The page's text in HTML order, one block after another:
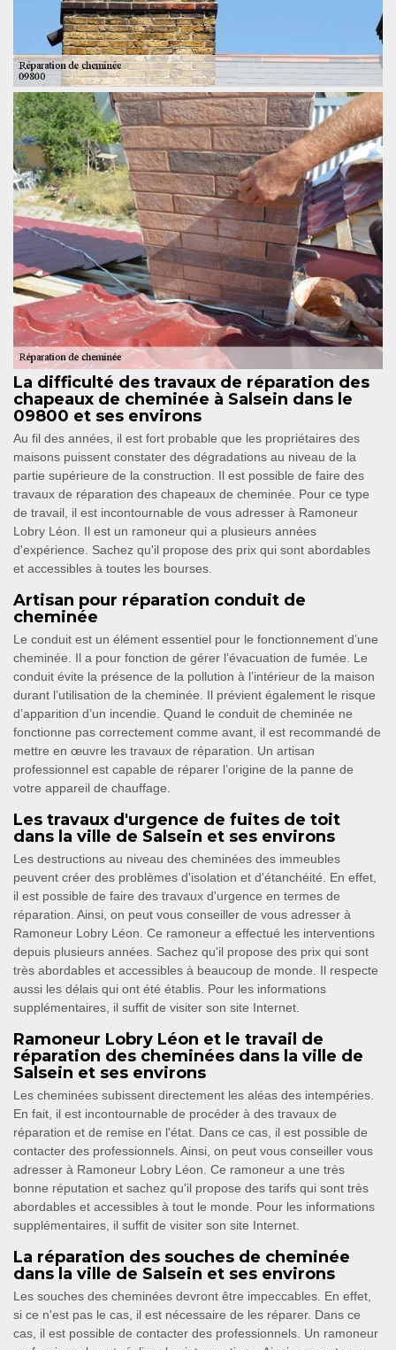
La difficulté des travaux de réparation des
chapeaux de cheminée à Salsein dans le
09800 et ses environs
Au fil des années, il est fort probable que les propriétaires des
maisons puissent constater des dégradations au niveau de la
partie supérieure de la construction. Il est possible de faire des
travaux de réparation des chapeaux de cheminée. Pour ce type
de travail, il est incontournable de vous adresser à Ramoneur
Lobry Léon. Il est un ramoneur qui a plusieurs années
d'expérience. Sachez qu'il propose des prix qui sont abordables
et accessibles à toutes les bourses.
Artisan pour réparation conduit de
cheminée
Le conduit est un élément essentiel pour le fonctionnement d’une
cheminée. Il a pour fonction de gérer l’évacuation de fumée. Le
conduit évite la présence de la pollution à l’intérieur de la maison
durant l’utilisation de la cheminée. Il prévient également le risque
d’apparition d’un incendie. Quand le conduit de cheminée ne
fonctionne pas correctement comme avant, il est recommandé de
mettre en œuvre les travaux de réparation. Un artisan
professionnel est capable de réparer l’origine de la panne de
votre appareil de chauffage.
Les travaux d'urgence de fuites de toit
dans la ville de Salsein et ses environs
Les destructions au niveau des cheminées des immeubles
peuvent créer des problèmes d'isolation et d'étanchéité. En effet,
il est possible de faire des travaux d'urgence en termes de
réparation. Ainsi, on peut vous conseiller de vous adresser à
Ramoneur Lobry Léon. Ce ramoneur a effectué les interventions
depuis plusieurs années. Sachez qu'il propose des prix qui sont
très abordables et accessibles à beaucoup de monde. Il respecte
aussi les délais qui ont été établis. Pour les informations
supplémentaires, il suffit de visiter son site Internet.
Ramoneur Lobry Léon et le travail de
réparation des cheminées dans la ville de
Salsein et ses environs
Les cheminées subissent directement les aléas des intempéries.
En fait, il est incontournable de procéder à des travaux de
réparation et de remise en l'état. Dans ce cas, il est possible de
contacter des professionnels. Ainsi, on peut vous conseiller vous
adresser à Ramoneur Lobry Léon. Ce ramoneur a une très
bonne réputation et sachez qu'il propose des tarifs qui sont très
abordables et accessibles à tout le monde. Pour les informations
supplémentaires, il suffit de visiter son site Internet.
La réparation des souches de cheminée
dans la ville de Salsein et ses environs
Les souches des cheminées devront être impeccables. En effet,
si ce n'est pas le cas, il est nécessaire de les réparer. Dans ce
cas, il est possible de contacter des professionnels. Un ramoneur